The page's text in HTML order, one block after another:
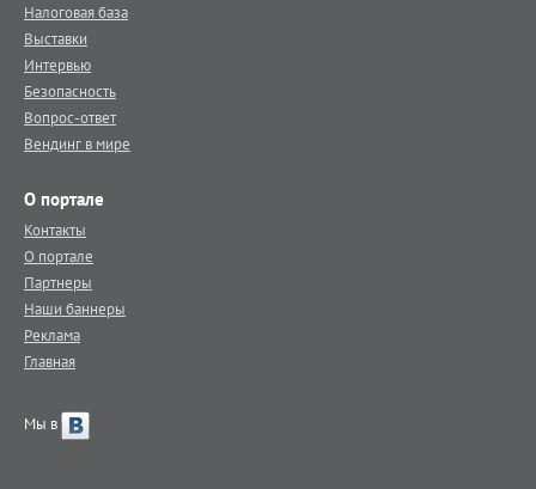
Налоговая база
Выставки
Интервью
Безопасность
Вопрос-ответ
Вендинг в мире
О портале
Контакты
О портале
Партнеры
Наши баннеры
Реклама
Главная
Мы в